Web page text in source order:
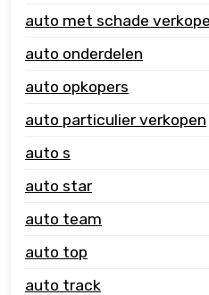
auto met schade
auto onderdelen
auto opkopers
auto particulier verkopen
auto s
auto star
auto team
auto top
auto track